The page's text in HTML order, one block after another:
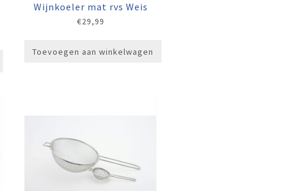
Wijnkoeler mat rvs Weis
€29,99
Toevoegen aan winkelwagen